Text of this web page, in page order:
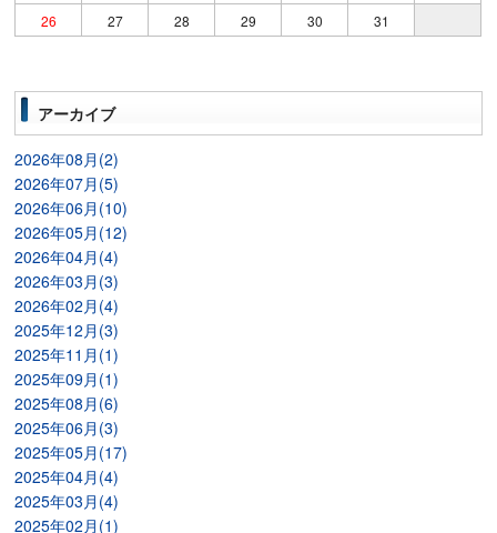
26
27 28 29 30 31
アーカイブ
2026年08月(2)
2026年07月(5)
2026年06月(10)
2026年05月(12)
2026年04月(4)
2026年03月(3)
2026年02月(4)
2025年12月(3)
2025年11月(1)
2025年09月(1)
2025年08月(6)
2025年06月(3)
2025年05月(17)
2025年04月(4)
2025年03月(4)
2025年02月(1)